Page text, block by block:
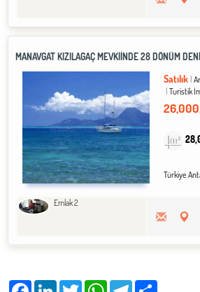
MANAVGAT KIZILAĞAÇ MEVKIINDE 28 DÖNÜM
Satılık
Turistik
Türkiye
Emlak 2
Facebook
LinkedIn Twitter WhatsApp Telegram